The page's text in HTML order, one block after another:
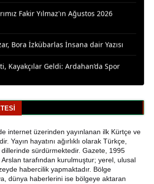
Bora İzkübarlas İnsana dair Yazısı
Kayakçılar Geldi: Ardahan’da Spor
Müdürlüğü’nden Yeni Harf Grubu
Başkanı Faruk Demir ve Meclis
İstifa Etti
Bölge Analizi: Ardahan ve Kars'ta Son
Bitirilir
internet üzerinden yayınlanan ilk Kürtçe ve
Yayın hayatını ağırlıklı olarak Türkçe,
sürdürmektedir. Gazete, 1995
Arslan tarafından kurulmuştur; yerel, ulusal
habercilik yapmaktadır. Bölge
dünya haberlerini ise bölgeye aktaran